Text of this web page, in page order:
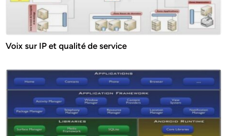
Voix sur IP et qualité de service